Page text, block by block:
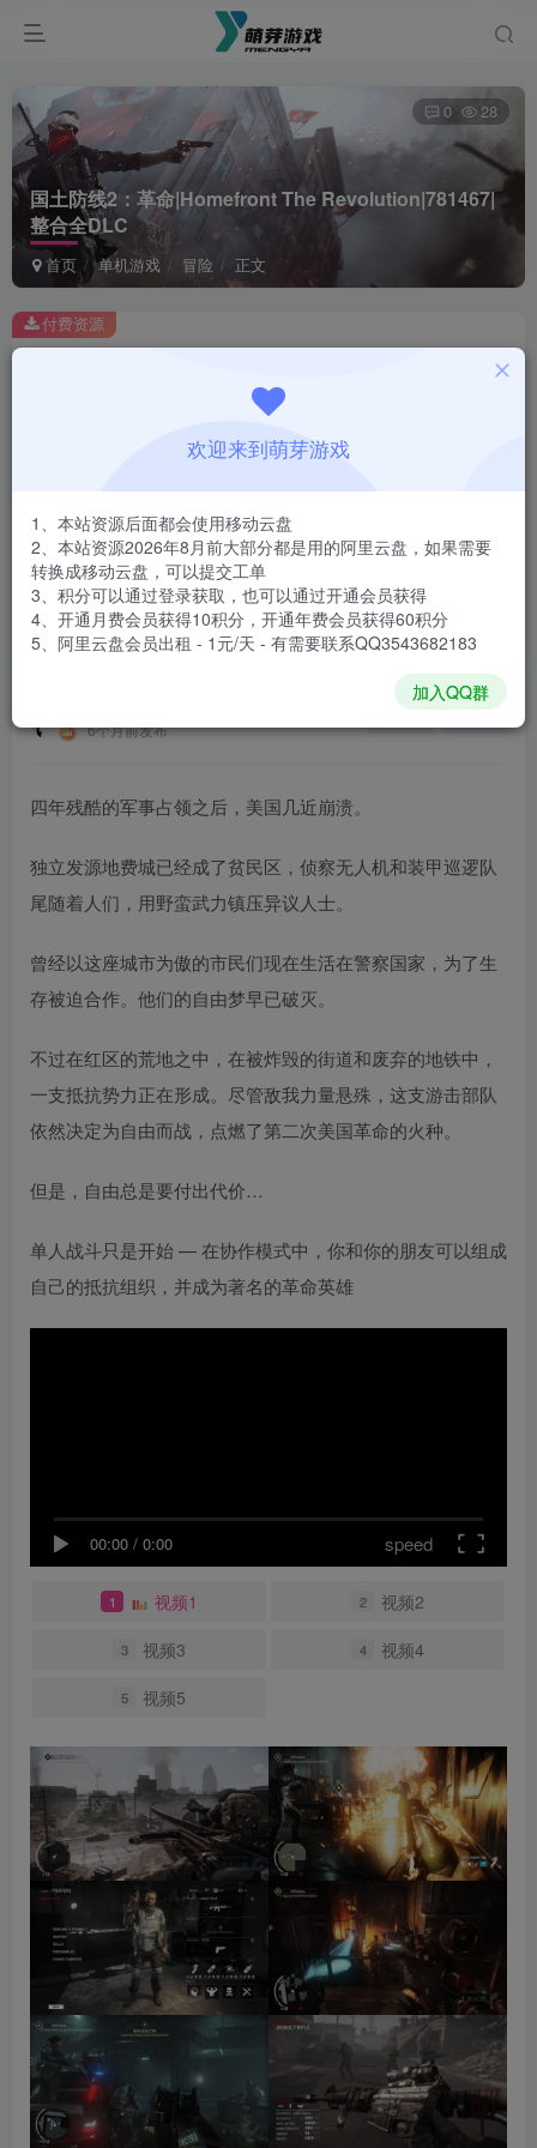
国土防线2：革命|Homefront The Revolution|781467|
整合全DLC
首页 单机游戏 冒险 正文
0 28
此内容为付费资源，请付费后查看
￥1
免费
登录购买
安装包大小
游戏本体大小
97.7 GB
付费资源
6个月前发布
四年残酷的军事占领之后，美国几近崩溃。
独立发源地费城已经成了贫民区，侦察无人机和装甲巡逻队
尾随着人们，用野蛮武力镇压异议人士。
曾经以这座城市为傲的市民们现在生活在警察国家，为了生
存被迫合作。他们的自由梦早已破灭。
不过在红区的荒地之中，在被炸毁的街道和废弃的地铁中，
一支抵抗势力正在形成。尽管敌我力量悬殊，这支游击部队
依然决定为自由而战，点燃了第二次美国革命的火种。
但是，自由总是要付出代价…
单人战斗只是开始 — 在协作模式中，你和你的朋友可以组成
自己的抵抗组织，并成为著名的革命英雄
00:00 / 0:00 speed
1 视频1 2 视频2
3 视频3 4 视频4
5 视频5
欢迎来到萌芽游戏
1、本站资源后面都会使用移动云盘
2、本站资源2026年8月前大部分都是用的阿里云盘，如果需要
转换成移动云盘，可以提交工单
3、积分可以通过登录获取，也可以通过开通会员获得
4、开通月费会员获得10积分，开通年费会员获得60积分
5、阿里云盘会员出租 - 1元/天 - 有需要联系QQ3543682183
加入QQ群